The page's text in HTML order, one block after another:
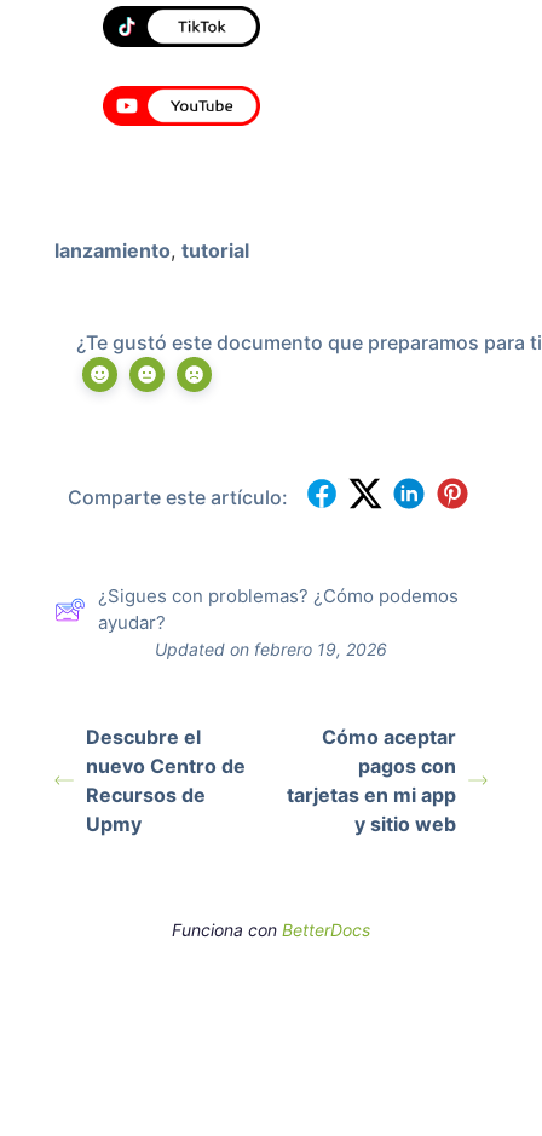
lanzamiento, tutorial
¿Te gustó este documento que preparamos para
Comparte este artículo:
¿Sigues con problemas? ¿Cómo podemos
ayudar?
Updated on febrero 19, 2026
Descubre el
nuevo Centro de
Recursos de
Upmy
Cómo aceptar
pagos con
tarjetas en mi app
y sitio web
Funciona con BetterDocs